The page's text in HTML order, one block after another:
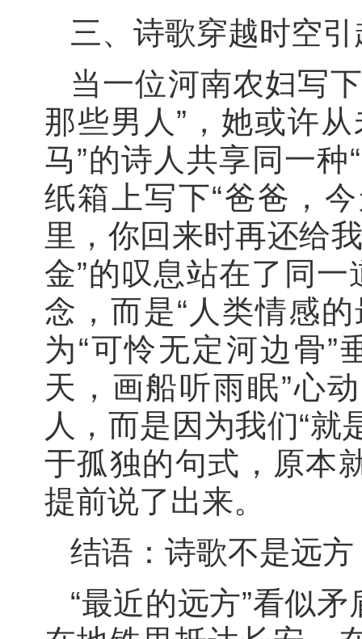
三、诗歌穿越时空
当一位河南农妇写
那些男人”，她或许
马”的诗人共享同一
纸箱上写下“爸爸，
里，你回来时再还给
金”的叹息站在了同
念，而是“人类情感
为“可怜无定河边骨”
天，画船听雨眠”心
人，而是因为我们“
于孤独的句式，原本
提前说了出来。
结语：诗歌不是远
“最近的远方”看似